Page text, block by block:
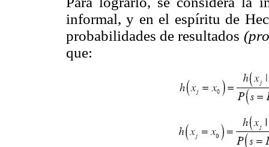
informal, y en el espíritu de
probabilidades de resultados
que: